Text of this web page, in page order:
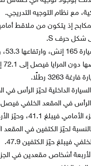
مع نظام التوجيه التدريجي.
إذ يتكون من ملاقط
يبلغ
3263 رطلًا.
الأرجل في الجزء
فيبلغ حيّز الكتفين 47.9.
لأربعة أشخاص مقعدين في